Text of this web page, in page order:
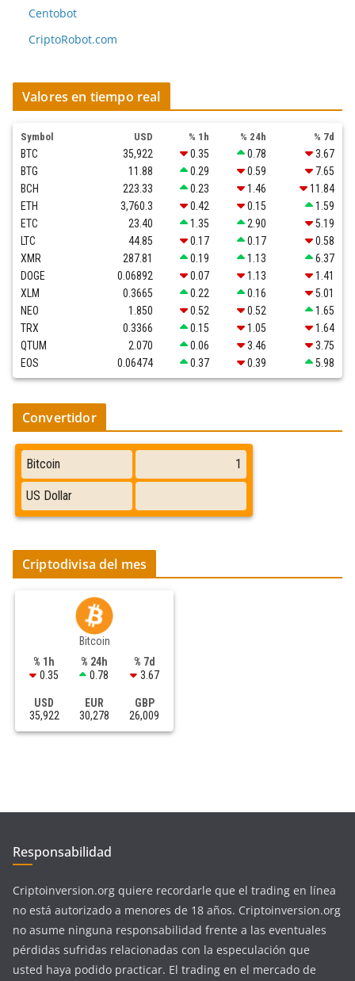
Centobot
CriptoRobot.com
Valores en tiempo real
Symbol USD % 1h % 24h % 7d
BTC 35,922 0.35 0.78
3.67
BTG
11.88 0.29 0.59
7.65
BCH
223.33 0.23 1.46
11.84
ETH
3,760.3 0.42 0.15
1.59
ETC
23.40 1.35 2.90
5.19
LTC
44.85 0.17 0.17
0.58
XMR
287.81 0.19 1.13
6.37
DOGE
0.06892 0.07 1.13
1.41
XLM
0.3665 0.22 0.16
5.01
NEO
1.850 0.52 0.52
1.65
TRX
0.3366 0.15 1.05
1.64
QTUM
2.070 0.06 3.46
3.75
EOS
0.06474 0.37 0.39 5.98
Convertidor
Criptodivisa del mes
Bitcoin
% 1h
0.35
% 24h
0.78
% 7d
3.67
USD
35,922
EUR
30,278
GBP
26,009
Responsabilidad
Criptoinversion.org quiere recordarle que el trading en línea
no está autorizado a menores de 18 años. Criptoinversion.org
no asume ninguna responsabilidad frente a las eventuales
pérdidas sufridas relacionadas con la especulación que
usted haya podido practicar. El trading en el mercado de